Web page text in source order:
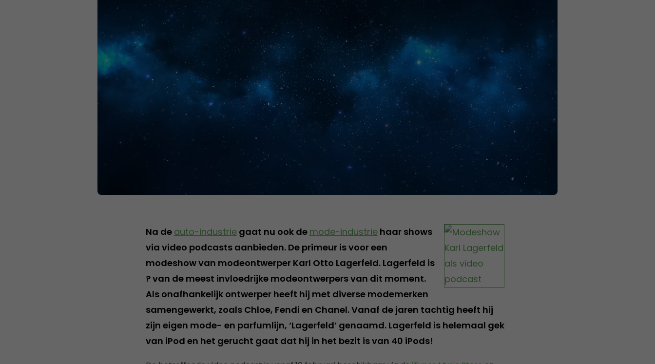
Na de auto-industriegaat nu ook de mode-industriehaar shows
via video podcasts aanbieden. De primeur is voor een
modeshow van modeontwerper Karl Otto Lagerfeld. Lagerfeld is
? van de meest invloedrijke modeontwerpers van dit moment.
Als onafhankelijk ontwerper heeft hij met diverse modemerken
samengewerkt, zoals Chloe, Fendi en Chanel. Vanaf de jaren tachtig heeft hij
zijn eigen mode- en parfumlijn, ‘Lagerfeld’ genaamd. Lagerfeld is helemaal gek
van iPod en het gerucht gaat dat hij in het bezit is van 40 iPods!